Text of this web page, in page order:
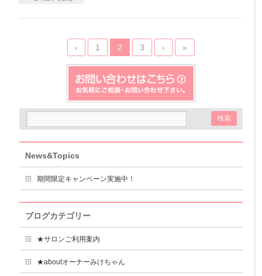
‹ 1 2 3 › »
News&Topics
期間限定キャンペーン実施中！
ブログカテゴリー
★サロンご利用案内
★aboutオーナーみけちゃん